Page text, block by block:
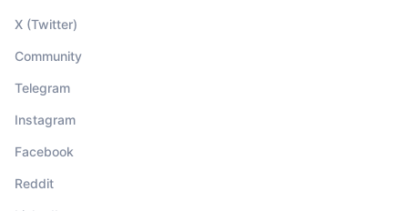
X (Twitter)
Community
Telegram
Instagram
Facebook
Reddit